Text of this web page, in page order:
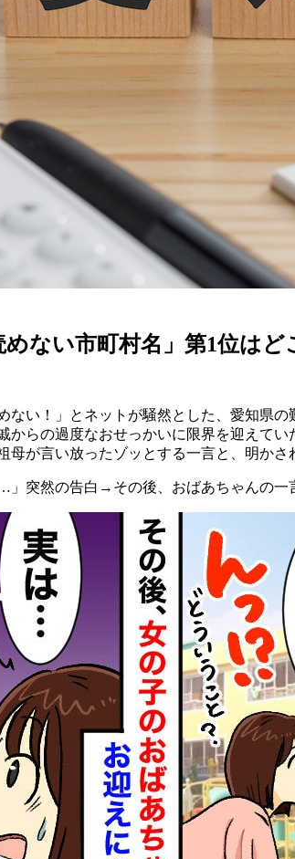
ない市町村名」第1位は
ない！」とネットが騒然とした、愛知県
からの過度なおせっかいに限界を迎えて
が言い放ったゾッとする一言と、明かさ
」突然の告白→その後、おばあちゃんの